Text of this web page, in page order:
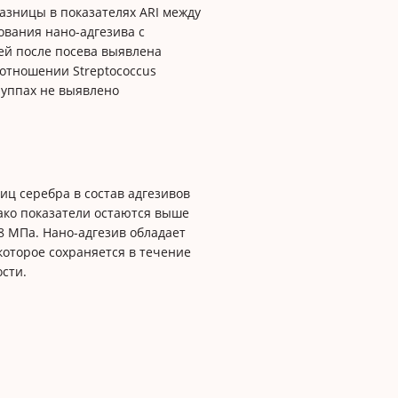
в показателях ARI между
нано-адгезива с
после посева выявлена
Streptococcus
не выявлено
серебра в состав адгезивов
показатели остаются выше
МПа. Нано-адгезив обладает
сохраняется в течение